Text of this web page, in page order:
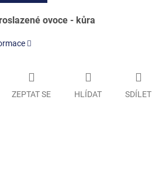
ovoce - kůra
ZEPTAT SE HLÍDAT SDÍLET